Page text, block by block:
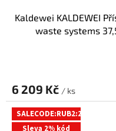
Kaldewei KALDEWEI
waste systems
6 209 Kč / ks
SALECODE:RUB2:2:%
Sleva 2% kód